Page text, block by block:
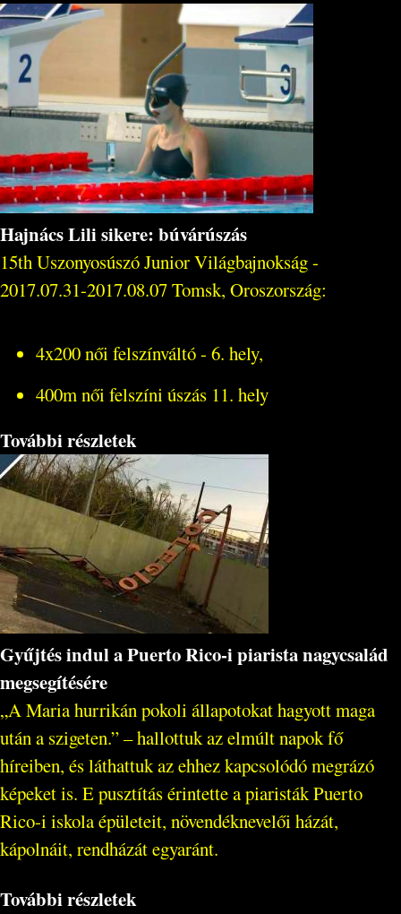
Hajnács Lili sikere: búvárúszás
15th Uszonyosúszó Junior Világbajnokság -
2017.07.31-2017.08.07 Tomsk, Oroszország:
4x200 női felszínváltó - 6. hely,
400m női felszíni úszás 11. hely
További részletek
Gyűjtés indul a Puerto Rico-i piarista nagycsalád
megsegítésére
„A Maria hurrikán pokoli állapotokat hagyott maga
után a szigeten.” – hallottuk az elmúlt napok fő
híreiben, és láthattuk az ehhez kapcsolódó megrázó
képeket is. E pusztítás érintette a piaristák Puerto
Rico-i iskola épületeit, növendéknevelői házát,
kápolnáit, rendházát egyaránt.
További részletek